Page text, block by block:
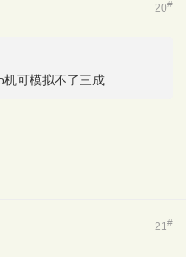
20#
可模拟不了三成
21#